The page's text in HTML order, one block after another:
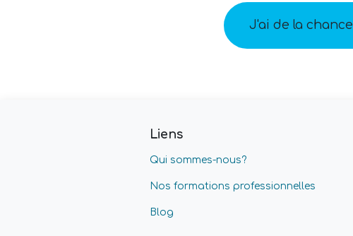
J'ai de la chance
Liens
Qui sommes-nous?
Nos formations professionnelles
Blog